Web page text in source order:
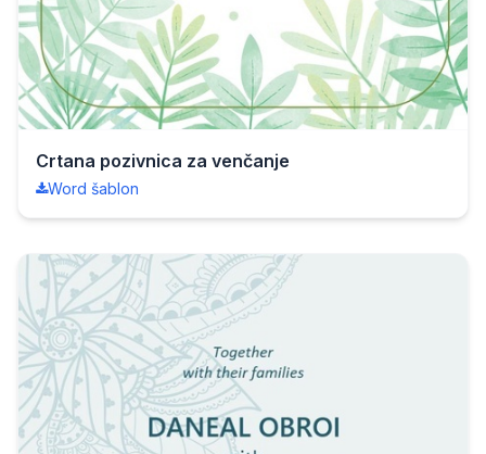
Crtana pozivnica za venčanje
Word šablon